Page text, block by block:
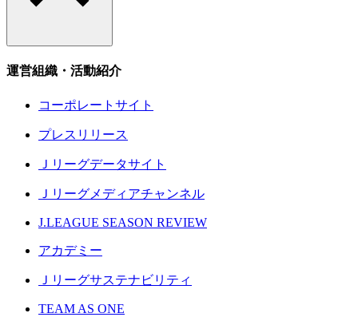
運営組織・活動紹介
コーポレートサイト
プレスリリース
Ｊリーグデータサイト
Ｊリーグメディアチャンネル
J.LEAGUE SEASON REVIEW
アカデミー
Ｊリーグサステナビリティ
TEAM AS ONE